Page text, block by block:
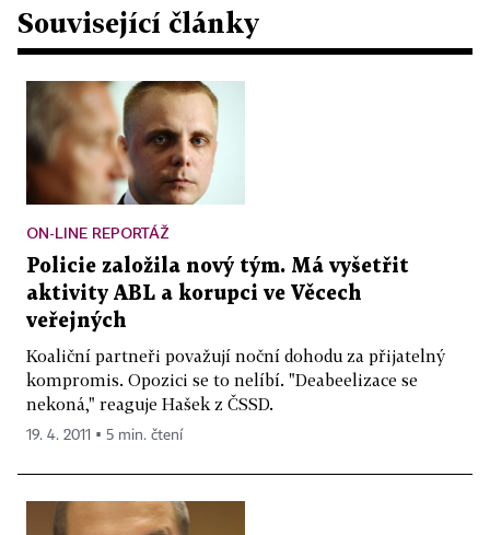
Související články
ON-LINE REPORTÁŽ
Policie založila nový tým. Má vyšetřit
aktivity ABL a korupci ve Věcech
veřejných
Koaliční partneři považují noční dohodu za přijatelný
kompromis. Opozici se to nelíbí. "Deabeelizace se
nekoná," reaguje Hašek z ČSSD.
19. 4. 2011 ▪ 5 min. čtení